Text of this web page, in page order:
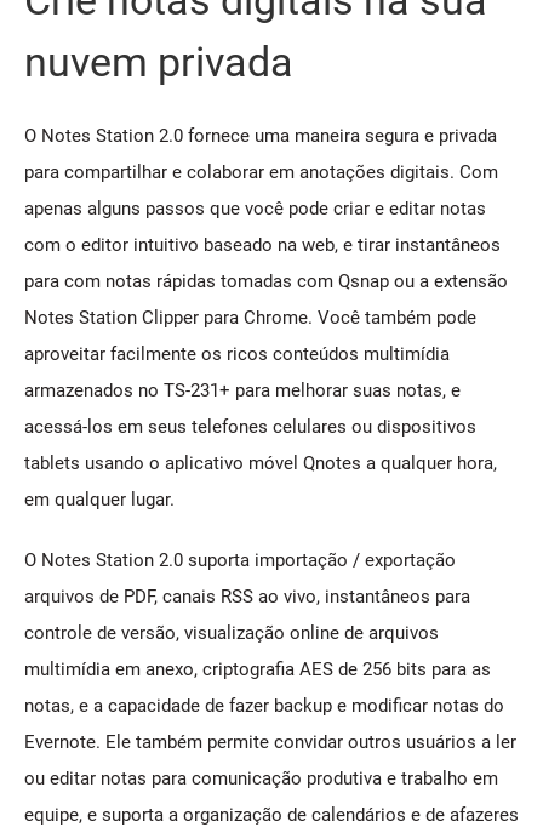
nuvem privada
O Notes Station 2.0 fornece uma maneira segura e privada
para compartilhar e colaborar em anotações digitais. Com
apenas alguns passos que você pode criar e editar notas
com o editor intuitivo baseado na web, e tirar instantâneos
para com notas rápidas tomadas com Qsnap ou a extensão
Notes Station Clipper para Chrome. Você também pode
aproveitar facilmente os ricos conteúdos multimídia
armazenados no TS-231+ para melhorar suas notas, e
acessá-los em seus telefones celulares ou dispositivos
tablets usando o aplicativo móvel Qnotes a qualquer hora,
em qualquer lugar.
O Notes Station 2.0 suporta importação / exportação
arquivos de PDF, canais RSS ao vivo, instantâneos para
controle de versão, visualização online de arquivos
multimídia em anexo, criptografia AES de 256 bits para as
notas, e a capacidade de fazer backup e modificar notas do
Evernote. Ele também permite convidar outros usuários a ler
ou editar notas para comunicação produtiva e trabalho em
equipe, e suporta a organização de calendários e de afazeres